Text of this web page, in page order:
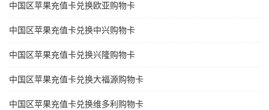
中国区苹果充值卡兑换欧亚购物卡
中国区苹果充值卡兑换中兴购物卡
中国区苹果充值卡兑换兴隆购物卡
中国区苹果充值卡兑换大福源购物卡
中国区苹果充值卡兑换维多利购物卡